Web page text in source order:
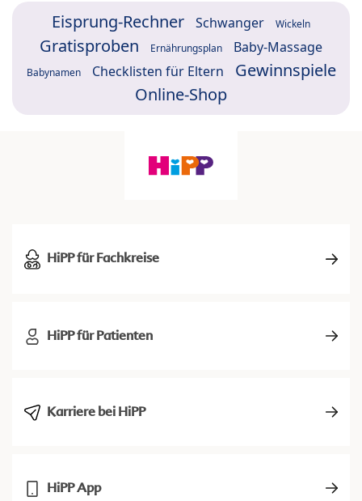
Eisprung-Rechner Schwanger Wickeln
Gratisproben Ernährungsplan Baby-Massage
Babynamen Checklisten für Eltern
Gewinnspiele
Online-Shop
HiPP für Fachkreise
HiPP für Patienten
Karriere bei HiPP
HiPP App